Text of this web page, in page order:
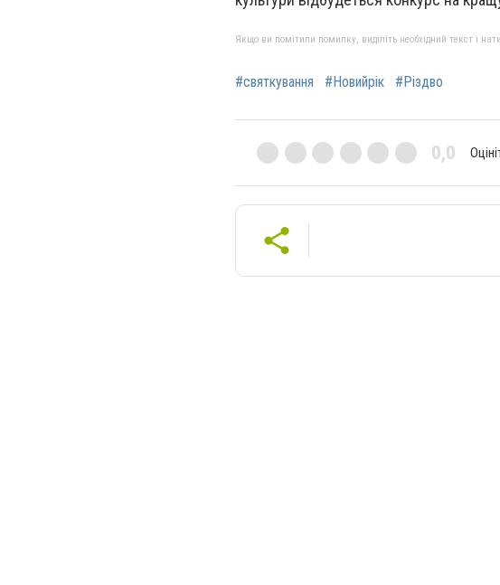
Якщо ви помітили помилку, виділіть необхідний текст і
#святкування #Новийрік #Різдво
0,0